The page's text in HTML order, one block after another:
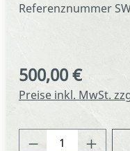
Referenznummer
Regulärer Preis:
500,00 €
Preise inkl. MwSt.
Produkt